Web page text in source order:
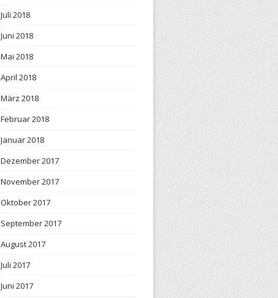
Juli 2018
Juni 2018
Mai 2018
April 2018
März 2018
Februar 2018
Januar 2018
Dezember 2017
November 2017
Oktober 2017
September 2017
August 2017
Juli 2017
Juni 2017